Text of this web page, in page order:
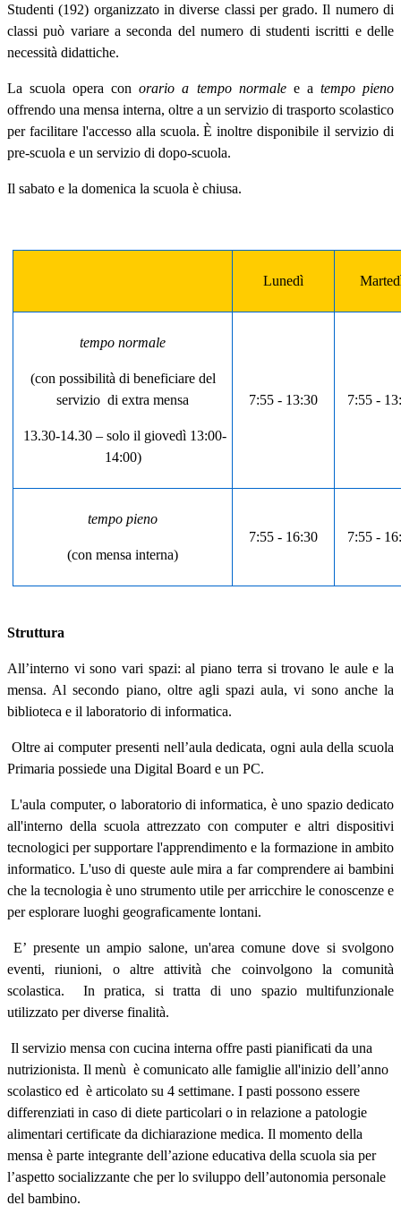
Studenti (192) organizzato in diverse classi per grado. Il numero di
classi può variare a seconda del numero di studenti iscritti e delle
necessità didattiche.
La scuola opera conorario a tempo normalee a tempo pieno
offrendo una mensa interna, oltre a un servizio di trasporto scolastico
per facilitare l'accesso alla scuola. È inoltre disponibile il servizio di
pre-scuola e un servizio di dopo-scuola.
Il sabato e la domenica la scuola è chiusa.
Lunedì
tempo normale
(con possibilità di beneficiare del
servizio di extra mensa
13.30-14.30 – solo il giovedì 13:00-
14:00)
7:55 - 13:30 7:55 -
tempo pieno
(con mensa interna)
7:55 - 16:30 7:55 -
Struttura
All’interno vi sono vari spazi: al piano terra si trovano le aule e la
mensa. Al secondo piano, oltre agli spazi aula, vi sono anche la
biblioteca e il laboratorio di informatica.
Oltre ai computer presenti nell’aula dedicata, ogni aula della scuola
Primaria possiede una Digital Board e un PC.
L'aula computer, o laboratorio di informatica, è uno spazio dedicato
all'interno della scuola attrezzato con computer e altri dispositivi
tecnologici per supportare l'apprendimento e la formazione in ambito
informatico. L'uso di queste aule mira a far comprendere ai bambini
che la tecnologia è uno strumento utile per arricchire le conoscenze e
per esplorare luoghi geograficamente lontani.
E’ presente un ampio salone, un'area comune dove si svolgono
eventi, riunioni, o altre attività che coinvolgono la comunità
scolastica. In pratica, si tratta di uno spazio multifunzionale
utilizzato per diverse finalità.
Il servizio mensa con cucina interna offre pasti pianificati da una
nutrizionista. Il menù è comunicato alle famiglie all'inizio dell’anno
scolastico ed è articolato su 4 settimane. I pasti possono essere
differenziati in caso di diete particolari o in relazione a patologie
alimentari certificate da dichiarazione medica. Il momento della
mensa è parte integrante dell’azione educativa della scuola sia per
l’aspetto socializzante che per lo sviluppo dell’autonomia personale
del bambino.